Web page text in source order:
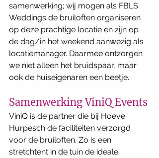
samenwerking; wij mogen als FBLS
Weddings de bruiloften organiseren
op deze prachtige locatie en zijn op
de dag/in het weekend aanwezig als
locatiemanager. Daarmee ontzorgen
we niet alleen het bruidspaar, maar
ook de huiseigenaren een beetje.
Samenwerking ViniQ Events
ViniQ is de partner die bij Hoeve
Hurpesch de faciliteiten verzorgd
voor de bruiloften. Zo is een
stretchtent in de tuin de ideale